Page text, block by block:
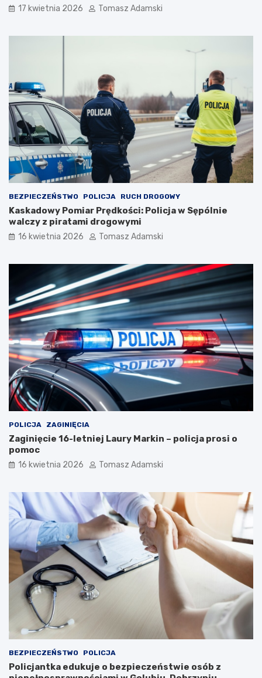
17 kwietnia 2026 Tomasz Adamski
BEZPIECZEŃSTWO POLICJA RUCH DROGOWY
Kaskadowy Pomiar Prędkości: Policja w Sępólnie
walczy z piratami drogowymi
16 kwietnia 2026 Tomasz Adamski
POLICJA ZAGINIĘCIA
Zaginięcie 16-letniej Laury Markin – policja prosi o
pomoc
16 kwietnia 2026 Tomasz Adamski
BEZPIECZEŃSTWO POLICJA
Policjantka edukuje o bezpieczeństwie osób z